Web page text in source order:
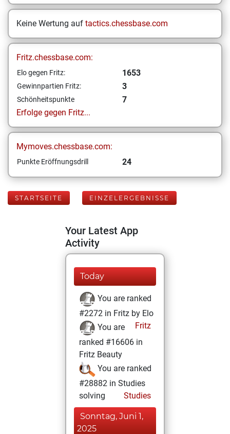
Keine Wertung auf tactics.chessbase.com
Fritz.chessbase.com:
Elo gegen Fritz: 1653
Gewinnpartien Fritz: 3
Schönheitspunkte
7
Erfolge gegen Fritz...
Mymoves.chessbase.com:
Punkte Eröffnungsdrill 24
STARTSEITE EINZELERGEBNISSE
Your Latest App
Activity
Today
You are ranked
#2272 in Fritz by Elo
Fritz
You are
ranked #16606 in
Fritz Beauty
You are ranked
#28882 in Studies
solving
Studies
Sonntag, Juni 1,
2025